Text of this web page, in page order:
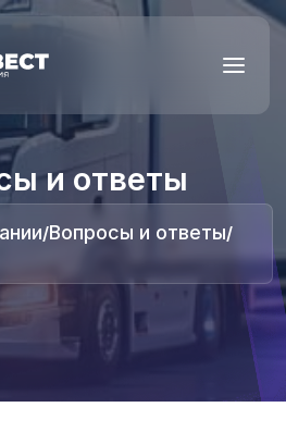
и ответы
/Вопросы и ответы/